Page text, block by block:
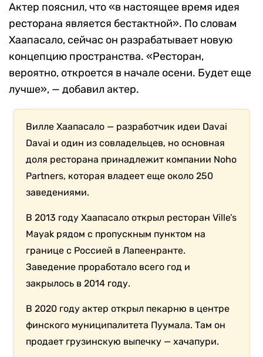
Актер пояснил, что «в настоящее время идея
ресторана является бестактной». По словам
Хаапасало, сейчас он разрабатывает новую
концепцию пространства. «Ресторан,
вероятно, откроется в начале осени. Будет еще
лучше», — добавил актер.
Вилле Хаапасало — разработчик идеи Davai
Davai и один из совладельцев, но основная
доля ресторана принадлежит компании Noho
Partners, которая владеет еще около 250
заведениями.
В 2013 году Хаапасало открыл ресторанVille’s
Mayak рядом с пропускным пунктом на
границе с Россией в Лапеенранте.
Заведение проработало всего год и
закрылось в 2014 году.
В 2020 году актер открыл пекарню в центре
финского муниципалитета Пуумала. Там он
продает грузинскую выпечку — хачапури.